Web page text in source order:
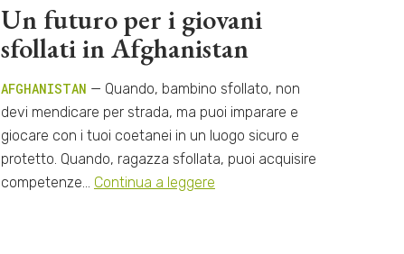
Un futuro per i giovani
sfollati in Afghanistan
AFGHANISTAN — Quando, bambino sfollato, non
devi mendicare per strada, ma puoi imparare e
giocare con i tuoi coetanei in un luogo sicuro e
protetto. Quando, ragazza sfollata, puoi acquisire
competenze… Continua a leggere